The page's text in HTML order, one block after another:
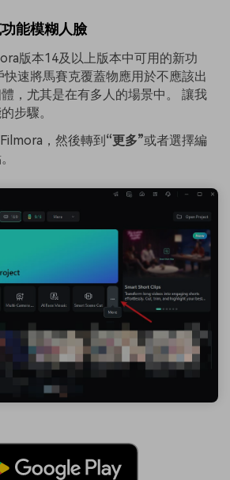
能模糊人臉
版本14及以上版本中可用的新功
速將馬賽克覆蓋物應用於不應該出
，尤其是在有多人的場景中。 讓我
步驟。
，然後轉到 “更多”或者選擇編